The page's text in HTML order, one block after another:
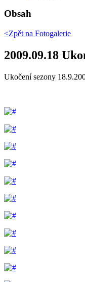
Obsah
<Zpět na Fotogalerie
2009.09.18
Ukočení sezony